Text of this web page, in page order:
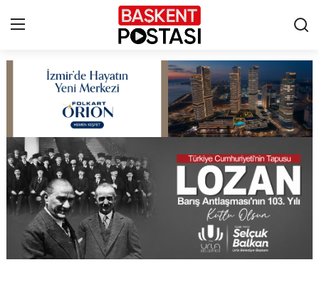
Çerez Politikası
Künye
Ankara
TBMM